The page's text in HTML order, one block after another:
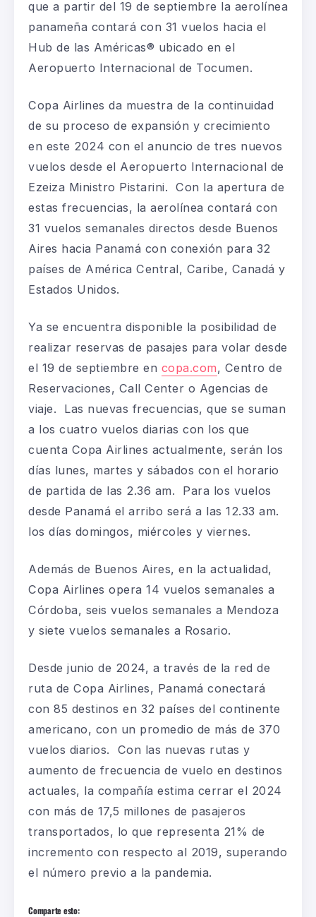
que a partir del 19 de septiembre la aerolínea
panameña contará con 31 vuelos hacia el
Hub de las Américas® ubicado en el
Aeropuerto Internacional de Tocumen.
Copa Airlines da muestra de la continuidad
de su proceso de expansión y crecimiento
en este 2024 con el anuncio de tres nuevos
vuelos desde el Aeropuerto Internacional de
Ezeiza Ministro Pistarini. Con la apertura de
estas frecuencias, la aerolínea contará con
31 vuelos semanales directos desde Buenos
Aires hacia Panamá con conexión para 32
países de América Central, Caribe, Canadá y
Estados Unidos.
Ya se encuentra disponible la posibilidad de
realizar reservas de pasajes para volar desde
el 19 de septiembre en copa.com, Centro de
Reservaciones, Call Center o Agencias de
viaje. Las nuevas frecuencias, que se suman
a los cuatro vuelos diarias con los que
cuenta Copa Airlines actualmente, serán los
días lunes, martes y sábados con el horario
de partida de las 2.36 am. Para los vuelos
desde Panamá el arribo será a las 12.33 am.
los días domingos, miércoles y viernes.
Además de Buenos Aires, en la actualidad,
Copa Airlines opera 14 vuelos semanales a
Córdoba, seis vuelos semanales a Mendoza
y siete vuelos semanales a Rosario.
Desde junio de 2024, a través de la red de
ruta de Copa Airlines, Panamá conectará
con 85 destinos en 32 países del continente
americano, con un promedio de más de 370
vuelos diarios. Con las nuevas rutas y
aumento de frecuencia de vuelo en destinos
actuales, la compañía estima cerrar el 2024
con más de 17,5 millones de pasajeros
transportados, lo que representa 21% de
incremento con respecto al 2019, superando
el número previo a la pandemia.
Comparte esto: